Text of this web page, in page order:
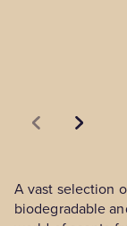
A vast selection
biodegradable